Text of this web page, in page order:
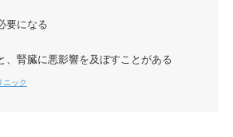
要になる
腎臓に悪影響を及ぼすことがある
ニック